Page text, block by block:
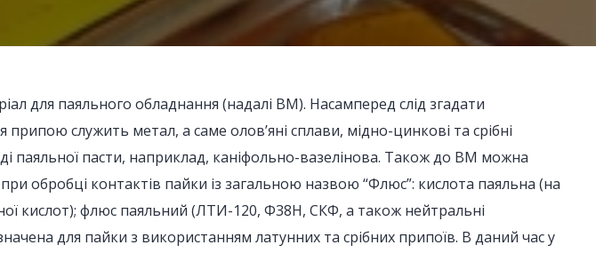
для паяльного обладнання (надалі ВМ). Насамперед слід згадати
служить метал, а саме олов’яні сплави, мідно-цинкові та срібні
паяльної пасти, наприклад, каніфольно-вазелінова. Також до ВМ можна
обробці контактів пайки із загальною назвою “Флюс”: кислота паяльна (на
кислот); флюс паяльний (ЛТИ-120, Ф38Н, СКФ, а також нейтральні
для пайки з використанням латунних та срібних припоїв. В даний час у